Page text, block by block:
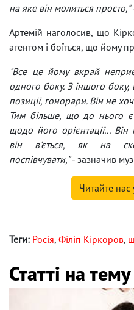
на яке він молиться просто,"
Артемій наголосив, що
агентом і боїться, що йому
"Все це йому вкрай
одного боку. З іншого боку,
позиції, гонорари. Він не
Тим більше, що до нього є
щодо його орієнтації...
він в'ється, як на
поспівчувати,"- зазначив
Читайте
Теги: Росія, Філіп Кіркоров,
Статті на тему